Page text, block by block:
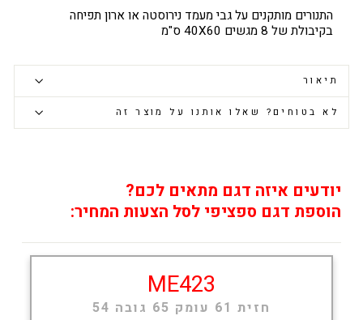
התנורים מותקנים על גבי מעמד נירוסטה או ארון תפיחה
בקיבולת של 8 מגשים 40X60 ס"מ
תיאור
לא בטוחים? שאלו אותנו על מוצר זה
יודעים איזה דגם מתאים לכם?
הוספת דגם ספציפי לסל הצעות המחיר:
ME423
חזית 61 עומק 65 גובה 54